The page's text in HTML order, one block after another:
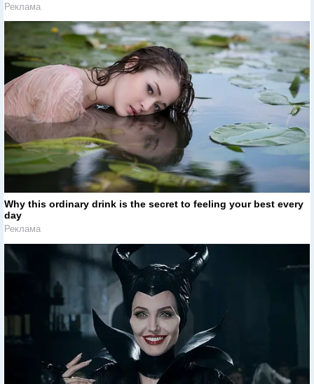
Реклама
Why this ordinary drink is the secret to feeling your best every
day
Реклама